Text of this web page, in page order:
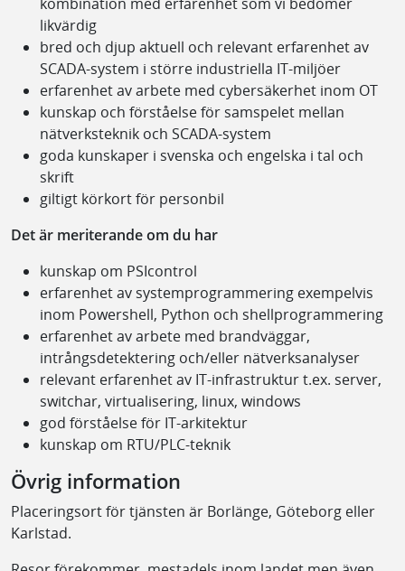
likvärdig
bred och djup aktuell och relevant erfarenhet av
SCADA-system i större industriella IT-miljöer
erfarenhet av arbete med cybersäkerhet inom OT
kunskap och förståelse för samspelet mellan
nätverksteknik och SCADA-system
goda kunskaper i svenska och engelska i tal och
skrift
giltigt körkort för personbil
Det är meriterande om du har
kunskap om PSIcontrol
erfarenhet av systemprogrammering exempelvis
inom Powershell, Python och shellprogrammering
erfarenhet av arbete med brandväggar,
intrångsdetektering och/eller nätverksanalyser
relevant erfarenhet av IT-infrastruktur t.ex. server,
switchar, virtualisering, linux, windows
god förståelse för IT-arkitektur
kunskap om RTU/PLC-teknik
Övrig information
Placeringsort för tjänsten är Borlänge, Göteborg eller
Karlstad.